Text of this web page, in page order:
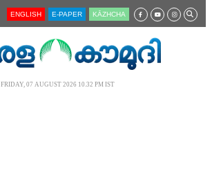
ENGLISH E-PAPER KĀZHCHA
FRIDAY, 07 AUGUST 2026 10.32 PM IST